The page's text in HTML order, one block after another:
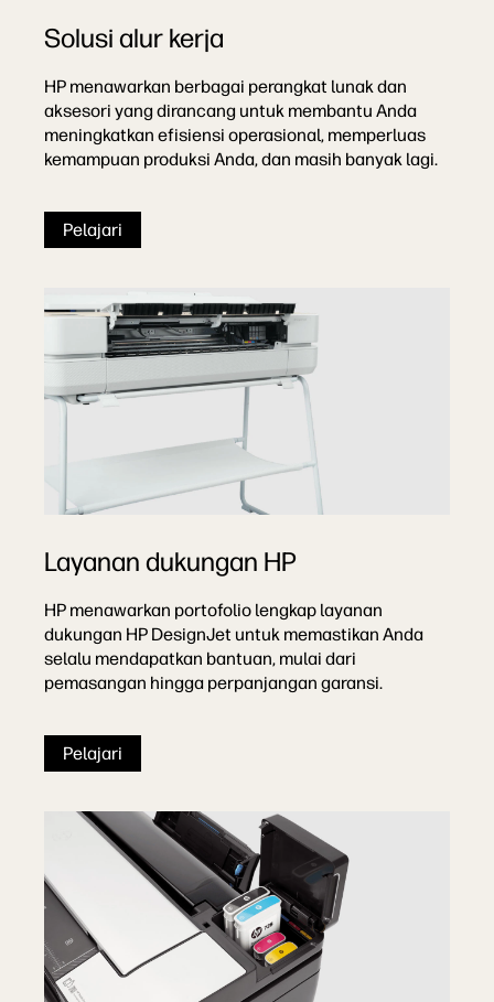
Solusi alur kerja
HP menawarkan berbagai perangkat lunak dan
aksesori yang dirancang untuk membantu Anda
meningkatkan efisiensi operasional, memperluas
kemampuan produksi Anda, dan masih banyak lagi.
Pelajari
Layanan dukungan HP
HP menawarkan portofolio lengkap layanan
dukungan HP DesignJet untuk memastikan Anda
selalu mendapatkan bantuan, mulai dari
pemasangan hingga perpanjangan garansi.
Pelajari